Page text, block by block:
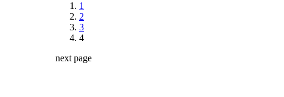
1
2
3
4
next page